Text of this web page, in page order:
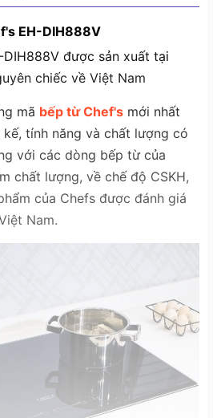
EH-DIH888V
được sản xuất tại
chiếc về Việt Nam
mã bếp từ Chef's mới nhất
tính năng và chất lượng có
với các dòng bếp từ của
chất lượng, về chế độ CSKH,
của Chefs được đánh giá
Nam.